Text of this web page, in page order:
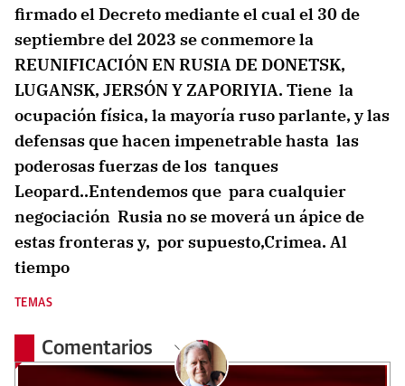
firmado el Decreto mediante el cual el 30 de
septiembre del 2023 se conmemore la
REUNIFICACIÓN EN RUSIA DE DONETSK,
LUGANSK, JERSÓN Y ZAPORIYIA. Tiene la
ocupación física, la mayoría ruso parlante, y las
defensas que hacen impenetrable hasta las
poderosas fuerzas de los tanques
Leopard..Entendemos que para cualquier
negociación Rusia no se moverá un ápice de
estas fronteras y, por supuesto,Crimea. Al
tiempo
TEMAS
Comentarios